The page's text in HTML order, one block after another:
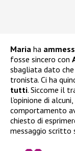
Maria ha
fosse sincero con
sbagliata dato
tronista. Ci ha
tutti. Siccome il
l’opinione di
comportamento
chiesto di
messaggio scritto